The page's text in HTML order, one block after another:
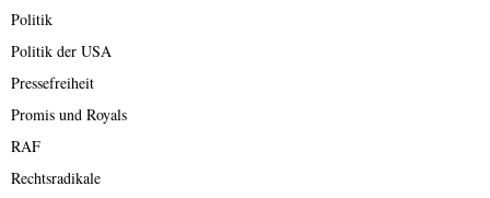
Politik
Politik der USA
Pressefreiheit
Promis und Royals
RAF
Rechtsradikale